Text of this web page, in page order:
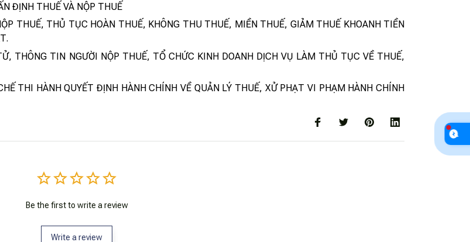
ĐỊNH THUẾ VÀ NỘP THUẾ
THUẾ, THỦ TỤC HOÀN THUẾ, KHÔNG THU THUẾ, MIỀN THUẾ, GIẢM THUẾ KHOANH TIỀN
THÔNG TIN NGƯỜI NỘP THUẾ, TỔ CHỨC KINH DOANH DỊCH VỤ LÀM THỦ TỤC VỀ THUẾ,
THI HÀNH QUYẾT ĐỊNH HÀNH CHÍNH VỀ QUẢN LÝ THUẾ, XỬ PHẠT VI PHẠM HÀNH CHÍNH
Be the first to write a review
Write a review